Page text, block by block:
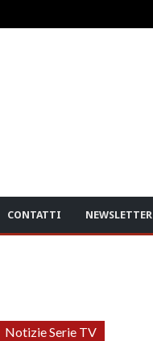
CONTATTI NEWSLETTER
Notizie Serie TV